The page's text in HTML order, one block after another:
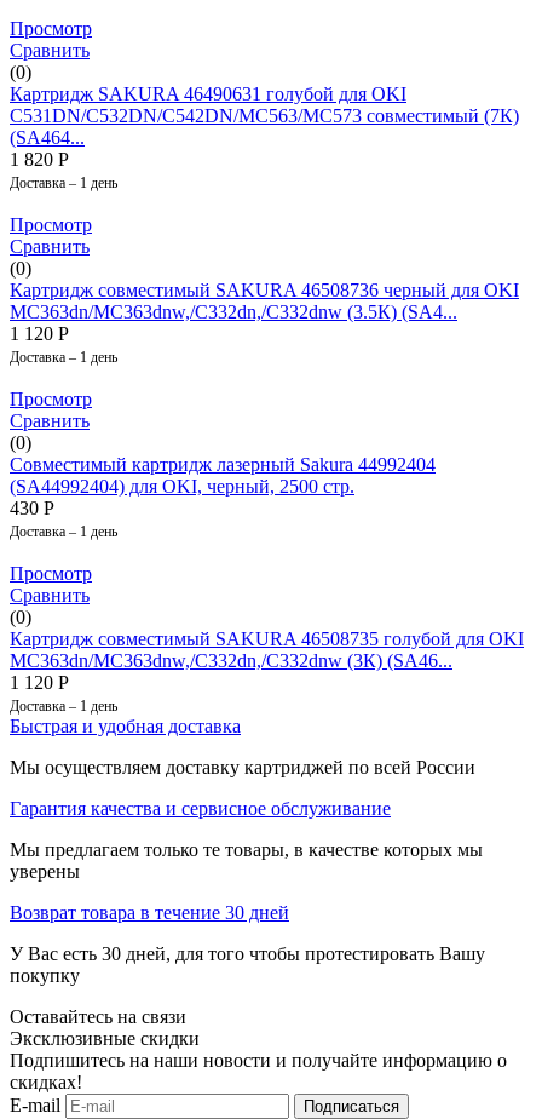
Просмотр
Сравнить
(0)
Картридж SAKURA 46490631 голубой для OKI
C531DN/C532DN/C542DN/MC563/MC573 совместимый (7К)
(SA464...
1 820 Р
Доставка – 1 день
Просмотр
Сравнить
(0)
Картридж совместимый SAKURA 46508736 черный для OKI
MC363dn/MC363dnw,/C332dn,/C332dnw (3.5К) (SA4...
1 120 Р
Доставка – 1 день
Просмотр
Сравнить
(0)
Совместимый картридж лазерный Sakura 44992404
(SA44992404) для OKI, черный, 2500 стр.
430 Р
Доставка – 1 день
Просмотр
Сравнить
(0)
Картридж совместимый SAKURA 46508735 голубой для OKI
MC363dn/MC363dnw,/C332dn,/C332dnw (3К) (SA46...
1 120 Р
Доставка – 1 день
Быстрая и удобная доставка
Мы осуществляем доставку картриджей по всей России
Гарантия качества и сервисное обслуживание
Мы предлагаем только те товары, в качестве которых мы
уверены
Возврат товара в течение 30 дней
У Вас есть 30 дней, для того чтобы протестировать Вашу
покупку
Оставайтесь на связи
Эксклюзивные скидки
Подпишитесь на наши новости и получайте информацию о
скидках!
E-mail
Подписаться